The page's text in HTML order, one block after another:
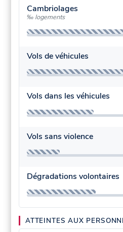
Cambriolages
‰ logements
Vols de véhicules
Vols dans les véhicules
Vols sans violence
Dégradations volontaires
ATTEINTES AUX